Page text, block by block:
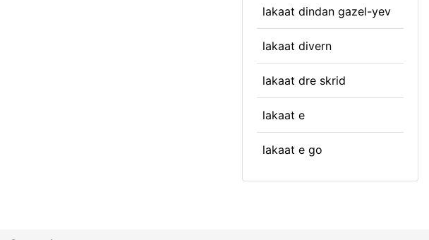
lakaat dindan gazel-yev
lakaat divern
lakaat dre skrid
lakaat e
lakaat e go